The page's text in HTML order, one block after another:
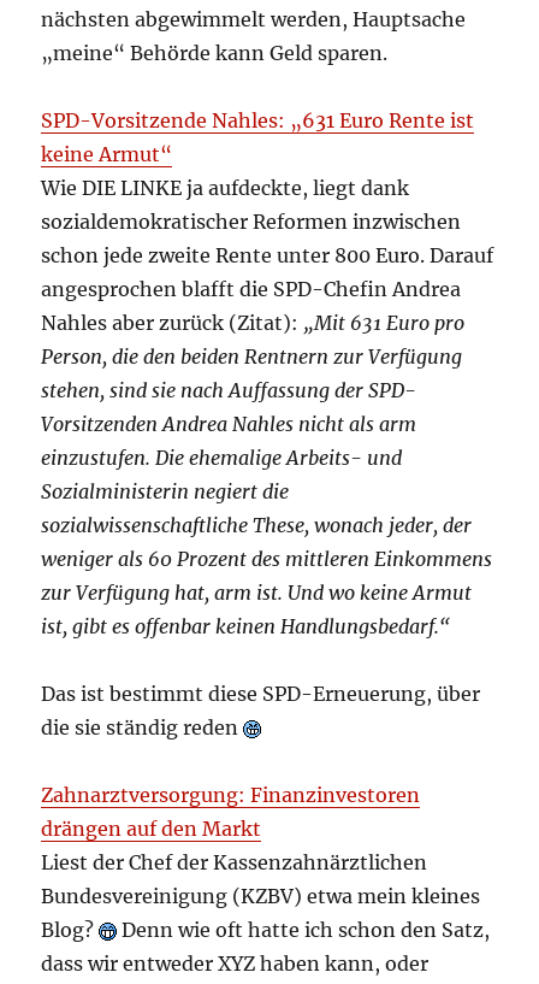
nächsten abgewimmelt werden, Hauptsache
„meine“ Behörde kann Geld sparen.
SPD-Vorsitzende Nahles: „631 Euro Rente ist
keine Armut“
Wie DIE LINKE ja aufdeckte, liegt dank
sozialdemokratischer Reformen inzwischen
schon jede zweite Rente unter 800 Euro. Darauf
angesprochen blafft die SPD-Chefin Andrea
Nahles aber zurück (Zitat): „Mit 631 Euro pro
Person, die den beiden Rentnern zur Verfügung
stehen, sind sie nach Auffassung der SPD-
Vorsitzenden Andrea Nahles nicht als arm
einzustufen. Die ehemalige Arbeits- und
Sozialministerin negiert die
sozialwissenschaftliche These, wonach jeder, der
weniger als 60 Prozent des mittleren Einkommens
zur Verfügung hat, arm ist. Und wo keine Armut
ist, gibt es offenbar keinen Handlungsbedarf.“
Das ist bestimmt diese SPD-Erneuerung, über
die sie ständig reden
Zahnarztversorgung: Finanzinvestoren
drängen auf den Markt
Liest der Chef der Kassenzahnärztlichen
Bundesvereinigung (KZBV) etwa mein kleines
Blog?
Denn wie oft hatte ich schon den Satz,
dass wir entweder XYZ haben kann, oder